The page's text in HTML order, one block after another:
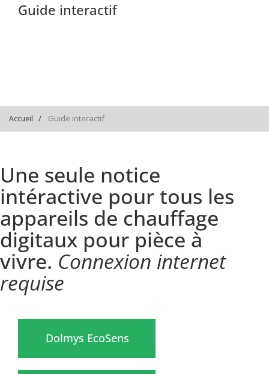
Guide interactif
Accueil Guide interactif
Une seule notice
intéractive pour tous les
appareils de chauffage
digitaux pour pièce à
vivre. Connexion internet
requise
Dolmys EcoSens